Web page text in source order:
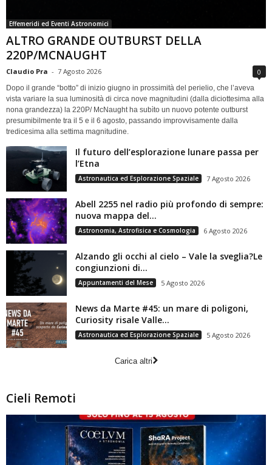
Effemeridi ed Eventi Astronomici
ALTRO GRANDE OUTBURST DELLA
220P/MCNAUGHT
Claudio Pra - 7 Agosto 2026 0
Dopo il grande “botto” di inizio giugno in prossimità del perielio, che l’aveva
vista variare la sua luminosità di circa nove magnitudini (dalla diciottesima alla
nona grandezza) la 220P/ McNaught ha subìto un nuovo potente outburst
presumibilmente tra il 5 e il 6 agosto, passando improvvisamente dalla
tredicesima alla settima magnitudine.
Il futuro dell’esplorazione lunare passa per
l’Etna
Astronautica ed Esplorazione Spaziale 7 Agosto 2026
Abell 2255 nel radio più profondo di sempre:
nuova mappa del...
Astronomia, Astrofisica e Cosmologia 6 Agosto 2026
Alzando gli occhi al cielo – Vale la sveglia?Le
congiunzioni di...
Appuntamenti del Mese 5 Agosto 2026
News da Marte #45: un mare di poligoni,
Curiosity risale Valle...
Astronautica ed Esplorazione Spaziale 5 Agosto 2026
Carica altri
Cieli Remoti